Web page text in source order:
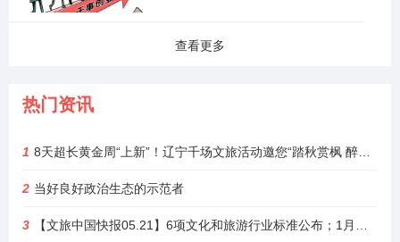
查看更多
热门资讯
1 8天超长黄金周“上新”！辽宁千场文旅活动邀您“踏秋赏枫 醉游山海”
2 当好良好政治生态的示范者
3 【文旅中国快报05.21】6项文化和旅游行业标准公布；1月至4月全国铁路开行旅游列车增23%